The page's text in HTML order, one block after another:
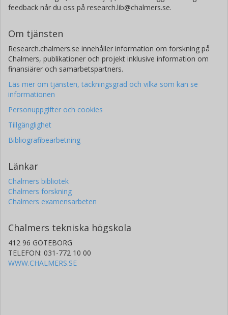
feedback når du oss på research.lib@chalmers.se.
Om tjänsten
Research.chalmers.se innehåller information om forskning på
Chalmers, publikationer och projekt inklusive information om
finansiärer och samarbetspartners.
Läs mer om tjänsten, täckningsgrad och vilka som kan se
informationen
Personuppgifter och cookies
Tillgänglighet
Bibliografibearbetning
Länkar
Chalmers bibliotek
Chalmers forskning
Chalmers examensarbeten
Chalmers tekniska högskola
412 96 GÖTEBORG
TELEFON: 031-772 10 00
WWW.CHALMERS.SE